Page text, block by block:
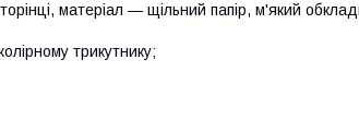
матеріал — щільний папір, м'який
трикутнику;